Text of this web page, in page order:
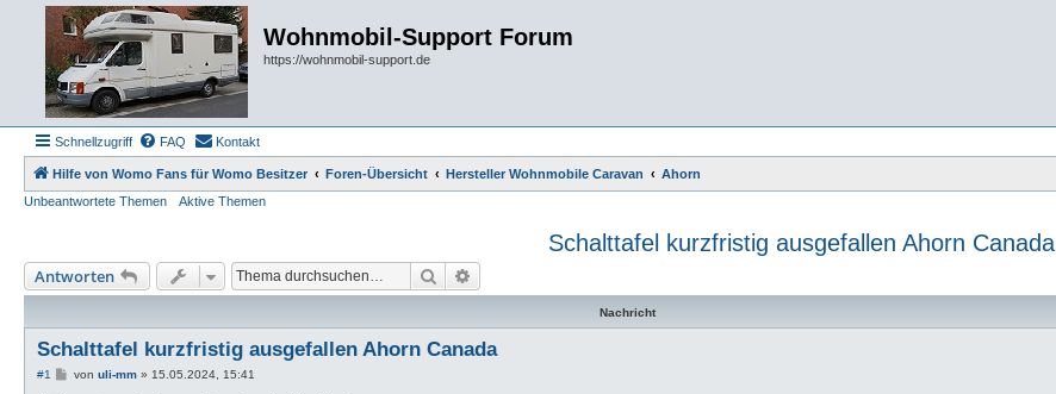
Wohnmobil-Support Forum
https://wohnmobil-support.de
Schnellzugriff FAQ Kontakt
Hilfe von Womo Fans für Womo Besitzer Foren-Übersicht Hersteller Wohnmobile Caravan
Ahorn
Unbeantwortete Themen
Aktive Themen
Schalttafel kurzfristig ausgefallen Ahorn Canada
Antworten Suche
Nachricht
Schalttafel kurzfristig ausgefallen Ahorn Canada
#1
Bvon uli-mm» 15.05.2024, 15:41